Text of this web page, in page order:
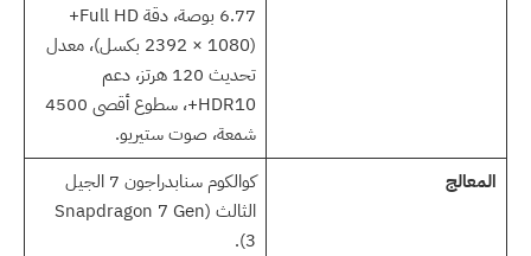
6.77 بوصة، دقة Full HD+
(2392 × 1080 بكسل)، معدل
تحديث 120 هرتز، دعم
HDR10+، سطوع أقصى 4500
شمعة، صوت ستيريو.
المعالج
كوالكوم سنابدراجون 7 الجيل
الثالث (Snapdragon 7 Gen
3).